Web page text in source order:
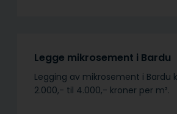
Legge mikrosement i Bardu
Legging av mikrosement i Bardu
2.000,- til 4.000,- kroner per m².